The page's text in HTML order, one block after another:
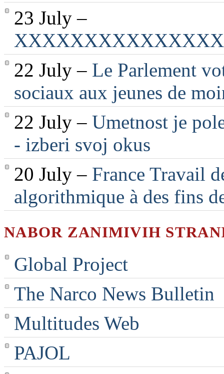
23 July –
22 July – Le Parlement
sociaux aux jeunes de
22 July – Umetnost je
- izberi svoj okus
20 July – France Travail
algorithmique à des fins
NABOR ZANIMIVIH
Global Project
The Narco News Bulletin
Multitudes Web
PAJOL